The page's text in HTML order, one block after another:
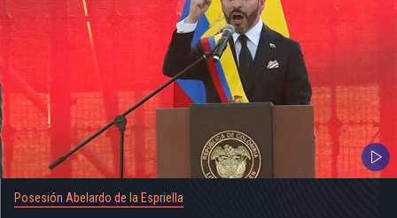
Posesión Abelardo de la Espriella